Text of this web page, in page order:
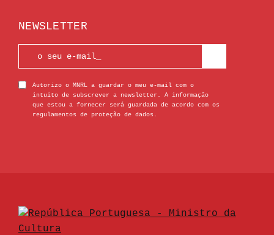
NEWSLETTER
Autorizo o MNRL a guardar o meu e-mail com o
intuito de subscrever a newsletter. A informação
que estou a fornecer será guardada de acordo com os
regulamentos de proteção de dados.